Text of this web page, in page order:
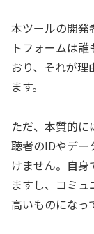
本ツールの開
トフォームは
おり、それが理
ます。
ただ、本質的
聴者のIDやデー
けません。自
ますし、コミ
高いものになっ